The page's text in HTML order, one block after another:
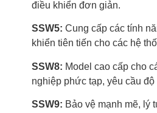
điều khiển đơn giản.
SSW5: Cung cấp các tính
khiển tiên tiến cho các hệ
SSW8: Model cao cấp cho
nghiệp phức tạp, yêu cầu độ
SSW9: Bảo vệ mạnh mẽ, lý